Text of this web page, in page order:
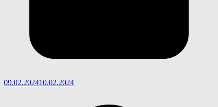
09.02.202410.02.2024